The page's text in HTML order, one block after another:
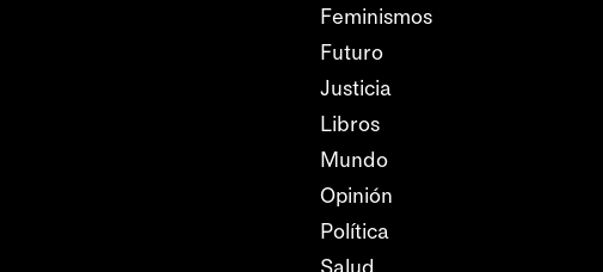
Feminismos
Futuro
Justicia
Libros
Mundo
Opinión
Política